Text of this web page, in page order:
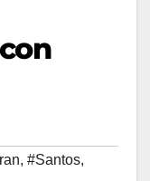
, #Santos,